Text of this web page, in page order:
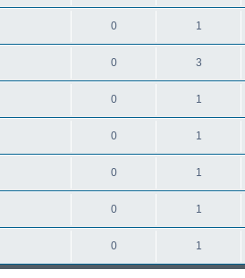
0 1
0 3
0 1
0 1
0 1
0 1
0 1